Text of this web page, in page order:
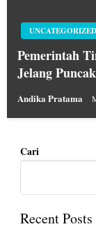
UNCATEGORIZED
Pemerintah
Jelang
Andika Pratama
Cari
Recent Posts